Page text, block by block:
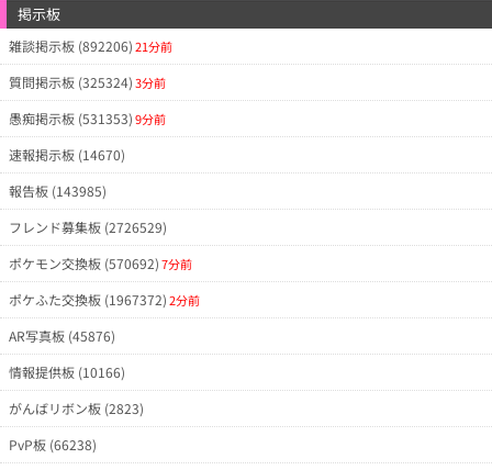
掲示板
雑談掲示板 (892206)21分前
質問掲示板 (325324)3分前
愚痴掲示板 (531353)9分前
速報掲示板 (14670)
報告板 (143985)
フレンド募集板 (2726529)
ポケモン交換板 (570692)7分前
ポケふた交換板 (1967372)2分前
AR写真板 (45876)
情報提供板 (10166)
がんばリボン板 (2823)
PvP板 (66238)